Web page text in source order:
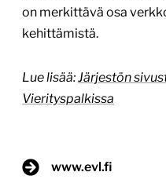
on merkittävä osa
kehittämistä.
Lue lisää:Järjestön
Vierityspalkissa
www.evl.fi